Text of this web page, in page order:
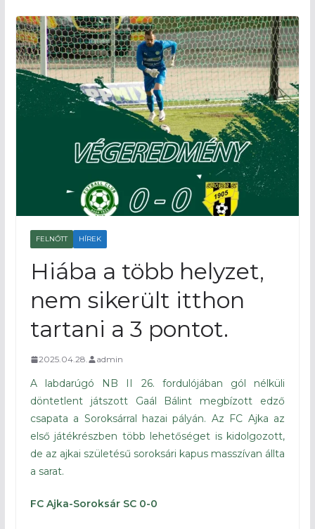
FELNŐTT HÍREK
Hiába a több helyzet,
nem sikerült itthon
tartani a 3 pontot.
2025.04.28. admin
A labdarúgó NB II 26. fordulójában gól nélküli
döntetlent játszott Gaál Bálint megbízott edző
csapata a Soroksárral hazai pályán. Az FC Ajka az
első játékrészben több lehetőséget is kidolgozott,
de az ajkai születésű soroksári kapus masszívan állta
a sarat.
FC Ajka-Soroksár SC 0-0